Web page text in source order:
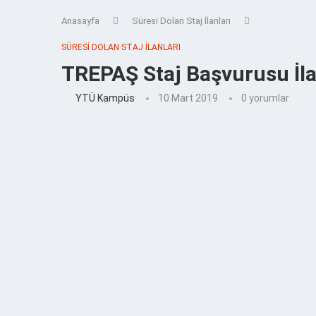
Anasayfa Süresi Dolan Staj İlanları
SÜRESI DOLAN STAJ İLANLARI
TREPAŞ Staj Başvurusu
YTÜ Kampüs 10 Mart 2019 0 yorumlar